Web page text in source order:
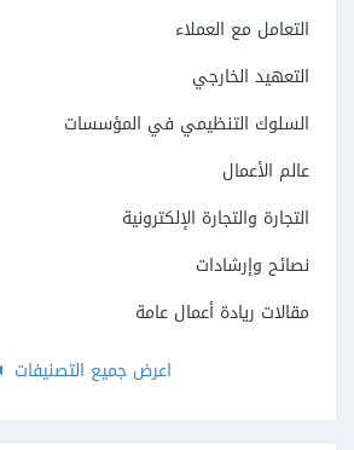
التعامل مع العملاء
التعهيد الخارجي
السلوك التنظيمي في المؤسسات
عالم الأعمال
التجارة والتجارة الإلكترونية
نصائح وإرشادات
مقالات ريادة أعمال عامة
اعرض جميع التصنيفات